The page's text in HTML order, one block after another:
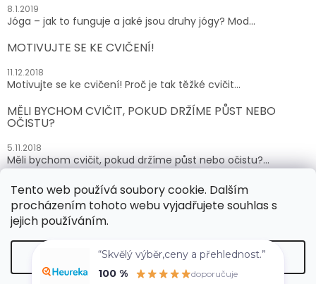
Tento web používá soubory cookie. Dalším
procházením tohoto webu vyjadřujete souhlas s
jejich používáním.
Nastavení
8.1.2019
Jóga – jak to funguje a jaké jsou druhy jógy? Mod...
MOTIVUJTE SE KE CVIČENÍ!
11.12.2018
Motivujte se ke cvičení! Proč je tak těžké cvičit...
MĚLI BYCHOM CVIČIT, POKUD DRŽÍME PŮST NEBO
OČISTU?
5.11.2018
Měli bychom cvičit, pokud držíme půst nebo očistu?...
ARCHIV
Vytvořil Shoptet
“Skvělý výběr,ceny a přehlednost.”
100 %
doporučuje